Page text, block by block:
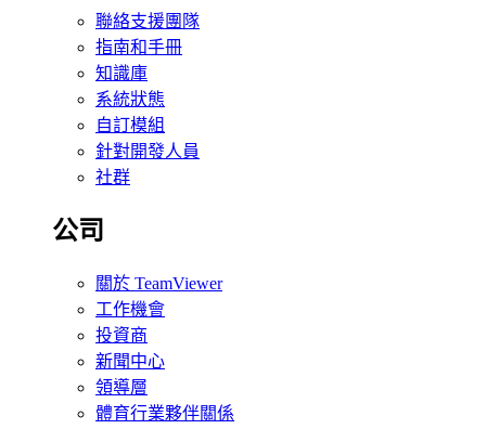
聯絡支援團隊
指南和手冊
知識庫
系統狀態
自訂模組
針對開發人員
社群
公司
關於 TeamViewer
工作機會
投資商
新聞中心
領導層
體育行業夥伴關係